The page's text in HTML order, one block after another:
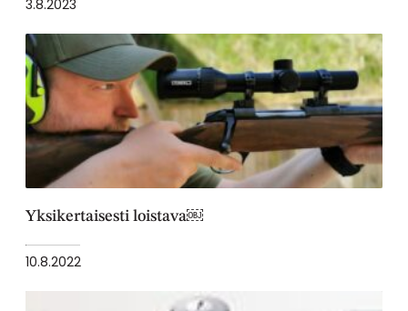
3.8.2023
Yksikertaisesti loistava￼
10.8.2022